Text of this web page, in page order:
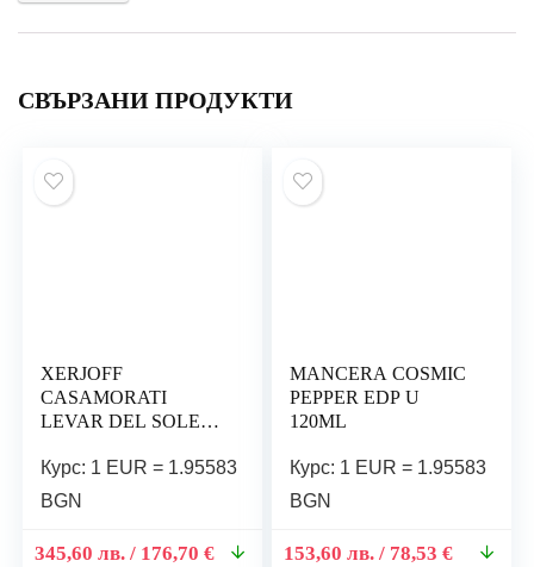
СВЪРЗАНИ ПРОДУКТИ
XERJOFF
CASAMORATI
LEVAR DEL SOLE
Курс: 1 EUR = 1.95583
BGN
345,60лв. / 176,70 €
MANCERA COSMIC
PEPPER EDP U
120ML
Курс: 1 EUR = 1.95583
BGN
153,60лв. / 78,53 €